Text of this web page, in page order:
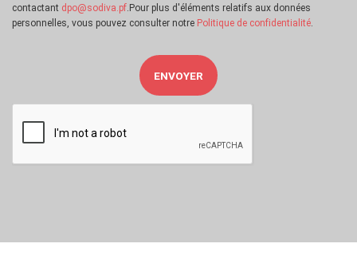
contactant dpo@sodiva.pf.Pour plus d'éléments relatifs aux données
personnelles, vous pouvez consulter notre Politique de confidentialité.